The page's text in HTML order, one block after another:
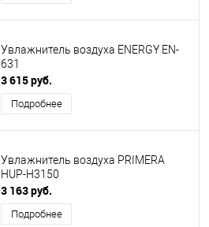
Увлажнитель воздуха ENERGY EN-
631
3 615 руб.
Подробнее
Увлажнитель воздуха PRIMERA
HUP-H3150
3 163 руб.
Подробнее